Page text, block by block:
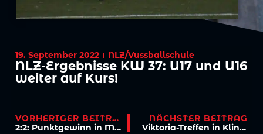
19. September 2022 NLZ/Vussballschule
NLZ-Ergebnisse KW 37: U17 und U16
weiter auf Kurs!
VORHERIGER BEITRAG
2:2: Punktgewinn in Meppen nach zweimaligem Rückstand!
NÄCHSTER BEITRAG
Viktoria-Treffen in Klinik: Bitte kein Herzrasen wegen Katar-WM